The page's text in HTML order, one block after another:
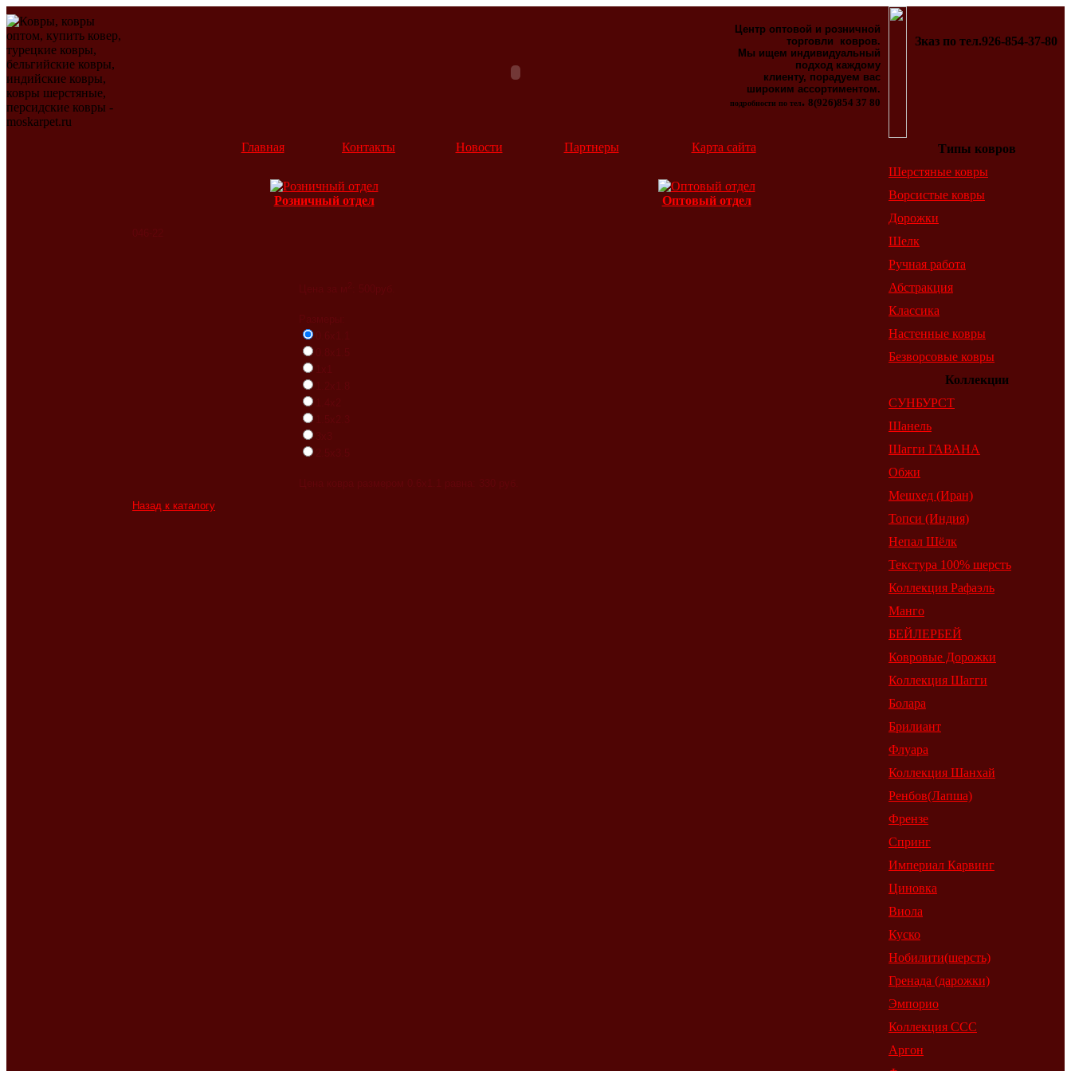
Центр оптовой и розничной
торговли ковров.
Мы ищем индивидуальный
подход каждому
клиенту, порадуем вас
широким ассортиментом.
подробности по тел. 8(926)854 37 80
Зказ по тел.926-854-37-80
Главная Контакты Новости Партнеры Карта сайта
Розничный отдел Оптовый отдел
Назад к каталогу
Типы ковров
Шерстяные ковры
Ворсистые ковры
Дорожки
Шелк
Ручная работа
Абстракция
Классика
Настенные ковры
Безворсовые ковры
Коллекции
СУНБУРСТ
Шанель
Шагги ГАВАНА
Обжи
Мешхед (Иран)
Топси (Индия)
Непал Шёлк
Текстура 100% шерсть
Коллекция Рафаэль
Манго
БЕЙЛЕРБЕЙ
Ковровые Дорожки
Коллекция Шагги
Болара
Брилиант
Флуара
Коллекция Шанхай
Ренбов(Лапша)
Френзе
Спринг
Империал Карвинг
Циновка
Виола
Куско
Нобилити(шерсть)
Гренада (дарожки)
Эмпорио
Коллекция ССС
Аргон